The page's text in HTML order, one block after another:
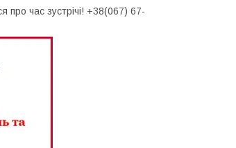
час зустрічі! +38(067) 67-